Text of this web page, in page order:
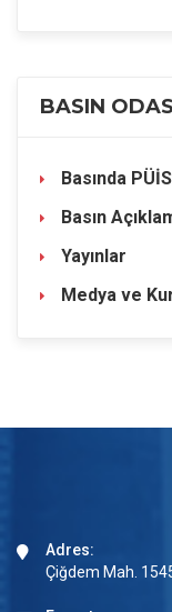
BASIN
Basında PÜİS
Basın
Yayınlar
Medya ve
Adres:
Çiğdem Mah.